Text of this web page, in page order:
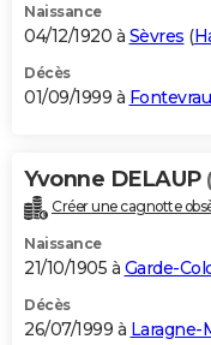
Naissance
04/12/1920 à Sèvres (
Décès
01/09/1999 à
Yvonne DELAUP
Créer une cagnotte
Naissance
21/10/1905 à Garde-
Décès
26/07/1999 à